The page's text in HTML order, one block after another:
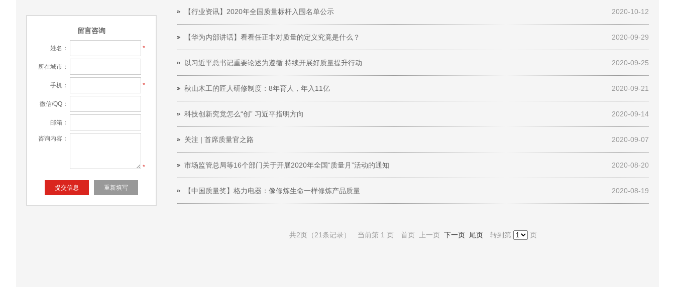
留言咨询
姓名： *
所在城市：
手机： *
微信/QQ：
邮箱：
咨询内容：
*
2020-10-12
【行业资讯】2020年全国质量标杆入围名单公示
2020-09-29
【华为内部讲话】看看任正非对质量的定义究竟是什么？
2020-09-25
以习近平总书记重要论述为遵循 持续开展好质量提升行动
2020-09-21
秋山木工的匠人研修制度：8年育人，年入11亿
2020-09-14
科技创新究竟怎么“创” 习近平指明方向
2020-09-07
关注 | 首席质量官之路
2020-08-20
市场监管总局等16个部门关于开展2020年全国“质量月”活动的通知
2020-08-19
【中国质量奖】格力电器：像修炼生命一样修炼产品质量
共2页（21条记录） 当前第 1 页 首页 上一页 下一页 尾页转到第 页